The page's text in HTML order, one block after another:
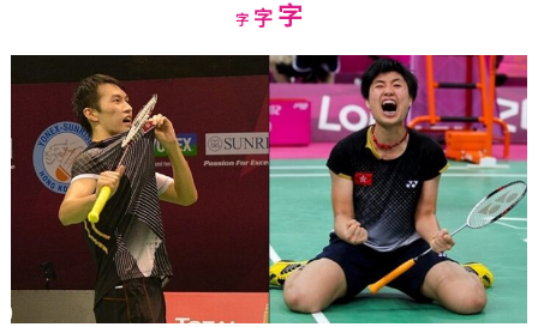
字Decrease
size.
字Reset
size.
字Increase
size.